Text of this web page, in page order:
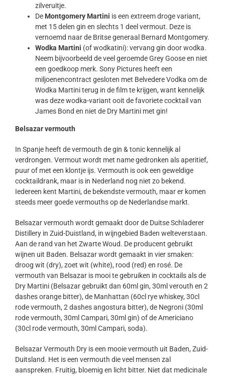
zilveruitje.
De Montgomery Martini is een extreem droge variant,
met 15 delen gin en slechts 1 deel vermout. Deze is
vernoemd naar de Britse generaal Bernard Montgomery.
Wodka Martini (of wodkatini): vervang gin door wodka.
Neem bijvoorbeeld de veel geroemde Grey Goose en niet
een goedkoop merk. Sony Pictures heeft een
miljoenencontract gesloten met Belvedere Vodka om de
Wodka Martini terug in de film te krijgen, want kennelijk
was deze wodka-variant ooit de favoriete cocktail van
James Bond en niet de Dry Martini met gin!
Belsazar vermouth
In Spanje heeft de vermouth de gin & tonic kennelijk al
verdrongen. Vermout wordt met name gedronken als aperitief,
puur of met een klontje ijs. Vermouth is ook een geweldige
cocktaildrank, maar is in Nederland nog niet zo bekend.
Iedereen kent Martini, de bekendste vermouth, maar er komen
steeds meer goede vermouths op de Nederlandse markt.
Belsazar vermouth wordt gemaakt door de Duitse Schladerer
Distillery in Zuid-Duistland, in wijngebied Baden welteverstaan.
Aan de rand van het Zwarte Woud. De producent gebruikt
wijnen uit Baden. Belsazar wordt gemaakt in vier smaken:
droog wit (dry), zoet wit (white), rood (red) en rosé. De
vermouth van Belsazar is mooi te gebruiken in cocktails als de
Dry Martini (Belsazar gebruikt dan 60ml gin, 30ml verouth en 2
dashes orange bitter), de Manhattan (60cl rye whiskey, 30cl
rode vermouth, 2 dashes angostura bitter), de Negroni (30ml
rode vermouth, 30ml Campari, 30ml gin) of de Americiano
(30cl rode vermouth, 30ml Campari, soda).
Belsazar Vermouth Dry is een mooie vermouth uit Baden, Zuid-
Duitsland. Het is een vermouth die veel mensen zal
aanspreken. Fruitig, bloemig en licht bitter. Niet dat medicinale